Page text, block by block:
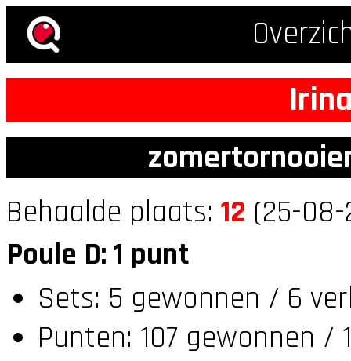
Behaalde plaats: 12 (25-
Poule D: 1 punt
Sets: 5 gewonnen / 6
Punten: 107 gewonnen /